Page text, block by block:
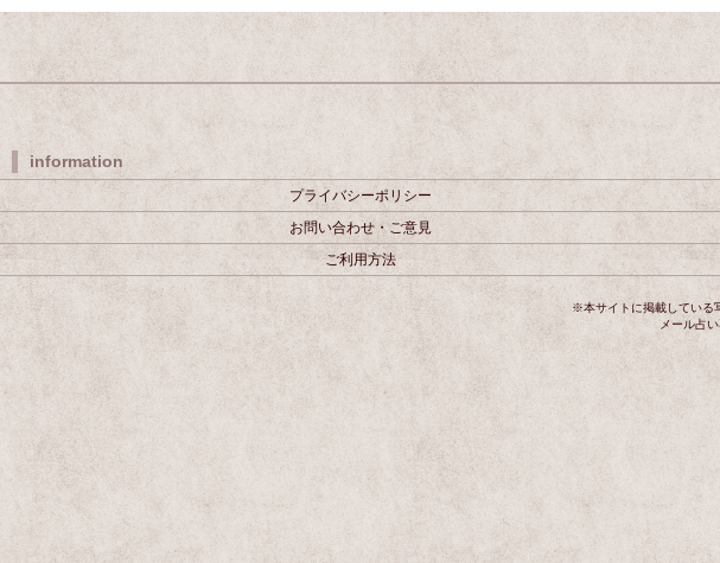
information
プライバシーポリシー
お問い合わせ・ご意見
ご利用方法
※本サイトに掲載している
メール占